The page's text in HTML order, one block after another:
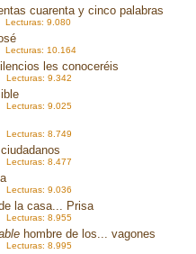
cuarenta y cinco palabras
Lecturas: 9.080
Lecturas: 10.164
les conoceréis
9.342
Lecturas: 9.025
8.749
8.477
9.036
la casa... Prisa
Lecturas: 8.955
hombre de los... vagones
Lecturas: 8.995